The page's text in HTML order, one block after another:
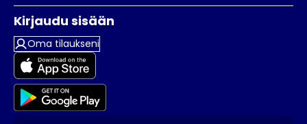
Kirjaudu sisään
Oma tilaukseni